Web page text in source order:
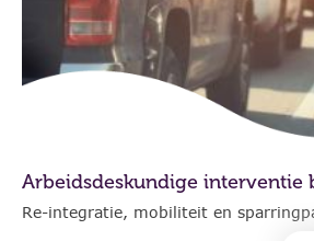
Arbeidsdeskundige interventie
Re-integratie, mobiliteit en